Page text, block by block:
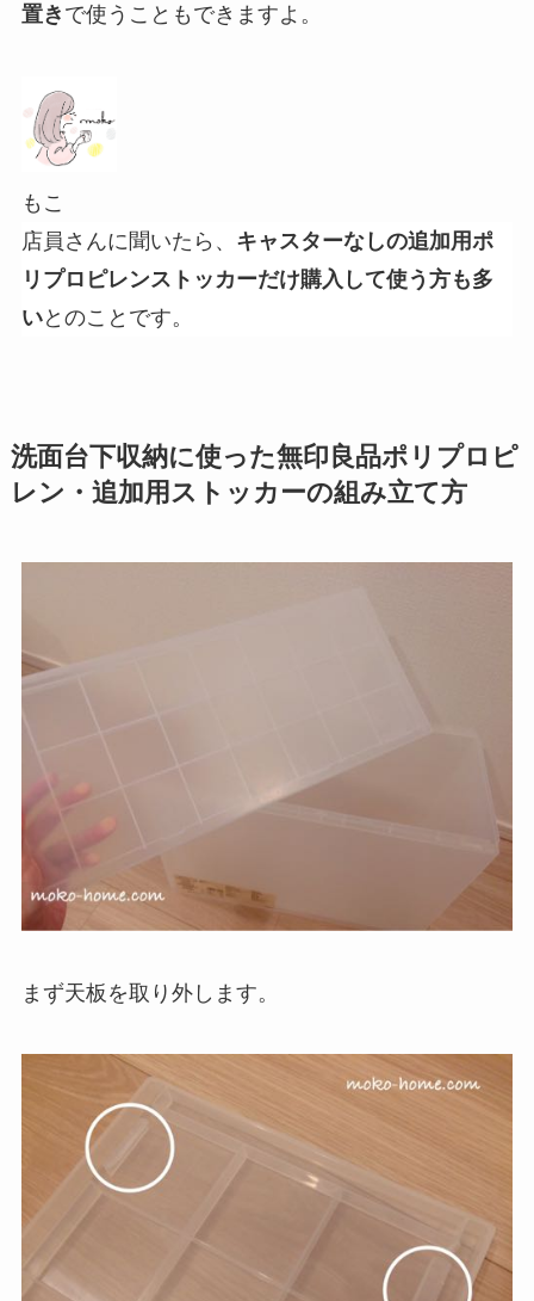
置き で使うこともできますよ。
もこ
店員さんに聞いたら、 キャスターなしの追加用ポ
リプロピレンストッカーだけ購入して使う方も多
いとのことです。
洗面台下収納に使った無印良品ポリプロピ
レン・追加用ストッカーの組み立て方
まず天板を取り外します。